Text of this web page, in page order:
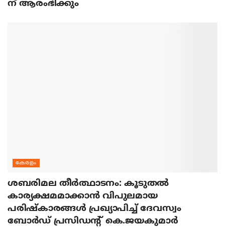
ന് ആരംഭിക്കും
കേരളം
ശബരിമല തീര്‍ത്ഥാടനം: കൂടുതല്‍
കാര്യക്ഷമമാക്കാന്‍ വിപുലമായ
പരിഷ്‌കാരങ്ങള്‍ പ്രഖ്യാപിച്ച് ദേവസ്വം
ബോര്‍ഡ് പ്രസിഡന്റ് കെ.ജയകുമാര്‍